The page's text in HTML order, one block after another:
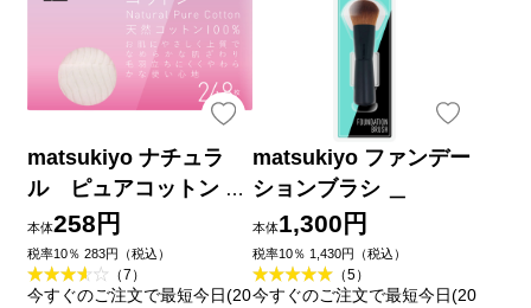
matsukiyo ナチュラ
ル ピュアコットン ２
４８枚入
本体258円
税率10％ 283円（税込）
（7）
今すぐのご注文で最短今日(20
matsukiyo ファンデー
ションブラシ ＿
本体1,300円
税率10％ 1,430円（税込）
（5）
今すぐのご注文で最短今日(20